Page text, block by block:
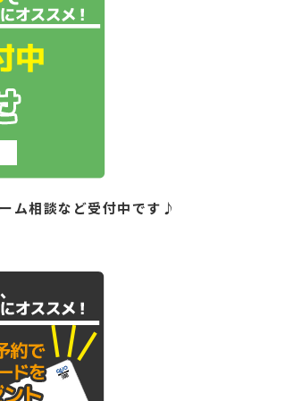
ム相談など受付中です♪